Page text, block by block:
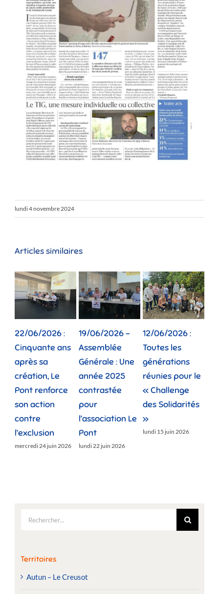
lundi 4 novembre 2024
Articles similaires
22/06/2026 :
Cinquante ans
après sa
création, Le
Pont renforce
son action
contre
l’exclusion
mercredi 24 juin 2026
19/06/2026 –
Assemblée
Générale : Une
année 2025
contrastée
pour
l’association Le
Pont
lundi 22 juin 2026
12/06/2026 :
Toutes les
générations
réunies pour le
« Challenge
des Solidarités
»
lundi 15 juin 2026
Rechercher:
Territoires
Autun – Le Creusot